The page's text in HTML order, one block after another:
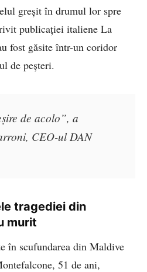
greșit în drumul lor spre
publicației italiene La
fost găsite într-un coridor
de peșteri.
de acolo”, a
CEO-ul DAN
tragediei din
murit
în scufundarea din Maldive
51 de ani,